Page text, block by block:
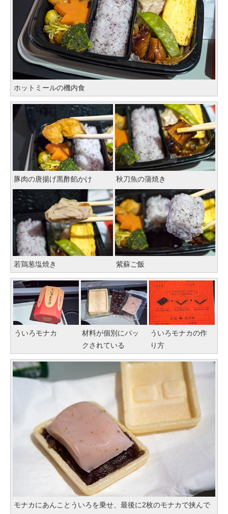
ホットミールの機内食
豚肉の唐揚げ黒酢餡かけ 秋刀魚の蒲焼き
若鶏葱塩焼き 紫蘇ご飯
ういろモナカ
材料が個別にパッ
クされている
ういろモナカの作
り方
モナカにあんことういろを乗せ、最後に2枚のモナカで挟んで